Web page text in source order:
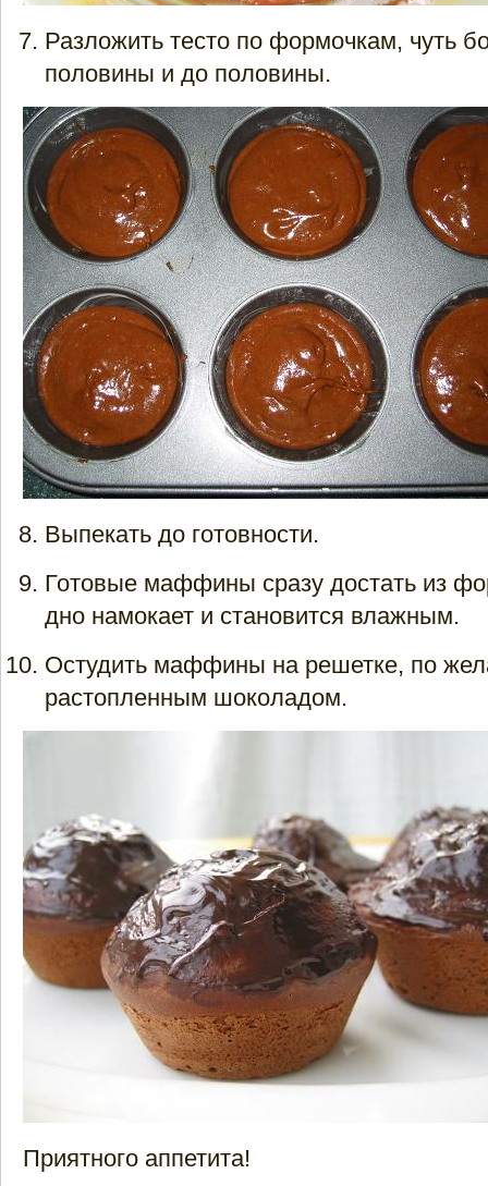
Разложить тесто по формочкам, чуть
половины и до половины.
Выпекать до готовности.
Готовые маффины сразу достать из
дно намокает и становится влажным.
Остудить маффины на решетке, по
растопленным шоколадом.
Приятного аппетита!